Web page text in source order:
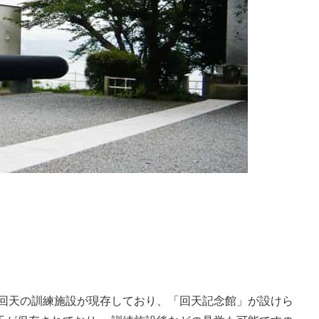
の訓練施設が現存しており、「回天記念館」が設けら